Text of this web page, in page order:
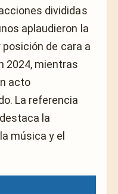
divididas
aplaudieron la
de cara a
2024, mientras
acto
La referencia
la
música y el